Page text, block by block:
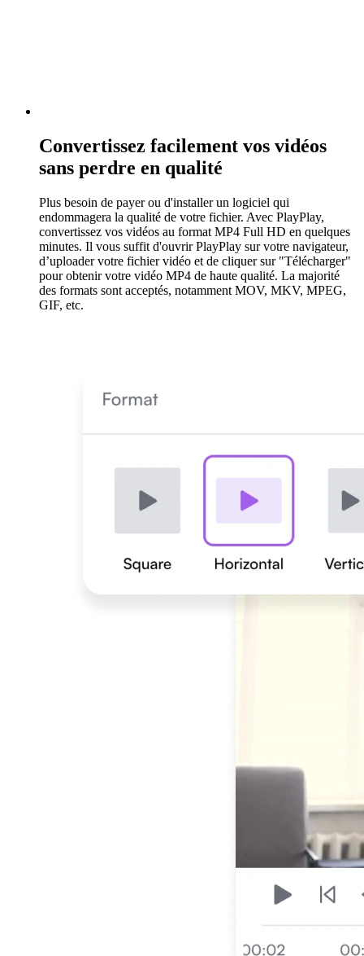
Convertissez facilement vos vidéos
sans perdre en qualité
Plus besoin de payer ou d'installer un logiciel qui
endommagera la qualité de votre fichier. Avec PlayPlay,
convertissez vos vidéos au format MP4 Full HD en quelques
minutes. Il vous suffit d'ouvrir PlayPlay sur votre navigateur,
d’uploader votre fichier vidéo et de cliquer sur "Télécharger"
pour obtenir votre vidéo MP4 de haute qualité. La majorité
des formats sont acceptés, notamment MOV, MKV, MPEG,
GIF, etc.